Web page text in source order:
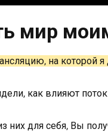
мир
на которой
как влияют
них для себя, Вы